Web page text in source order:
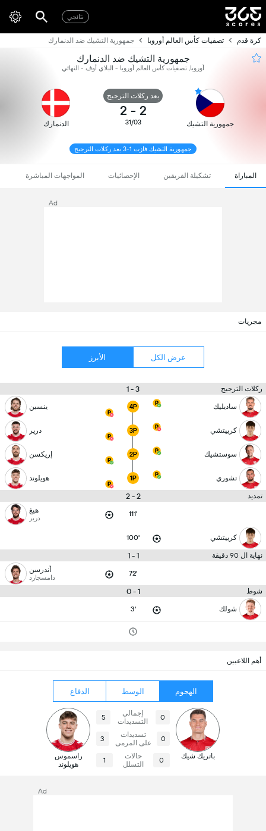
نتائجي
كرة قدم تصفيات كأس العالم أوروبا جمهورية التشيك ضد الدنمارك
جمهورية التشيك ضد الدنمارك
أوروبا, تصفيات كأس العالم أوروبا - البلاي أوف - النهائي
جمهورية التشيك
بعد ركلات الترجيح
2
-
2
31/03 الدنمارك
جمهورية التشيك فازت 1-3 بعد ركلات الترجيح
المباراة تشكيلة الفريقين الإحصائيات المواجهات المباشرة
Ad
مجريات
عرض الكل الأبرز
ركلات الترجيح 3 - 1
ساديليك 4P ينسين
كرييتشي 3P درير
سوستشيك 2P إريكسن
تشوري 1P هويلوند
تمديد 2 - 2
111' هيغ
درير
كرييتشي 100'
نهاية ال 90 دقيقة 1 - 1
72' أندرسن
دامسجارد
شوط 1 - 0
شولك 3'
أهم اللاعبين
الهجوم الوسط الدفاع
باتريك شيك
0
إجمالي
التسديدات
5
0
تسديدات
على المرمى
3
0
حالات
التسلل
1
راسموس
هويلوند
Ad